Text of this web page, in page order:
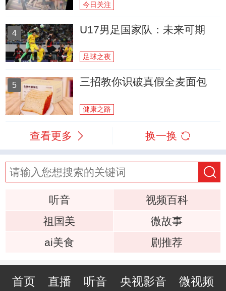
今日关注
4 U17男足国家队：未来可期
足球之夜
5 三招教你识破真假全麦面包
健康之路
查看更多 换一换
听音
视频百科
祖国美
微故事
ai美食
剧推荐
首页 直播 听音 央视影音 微视频